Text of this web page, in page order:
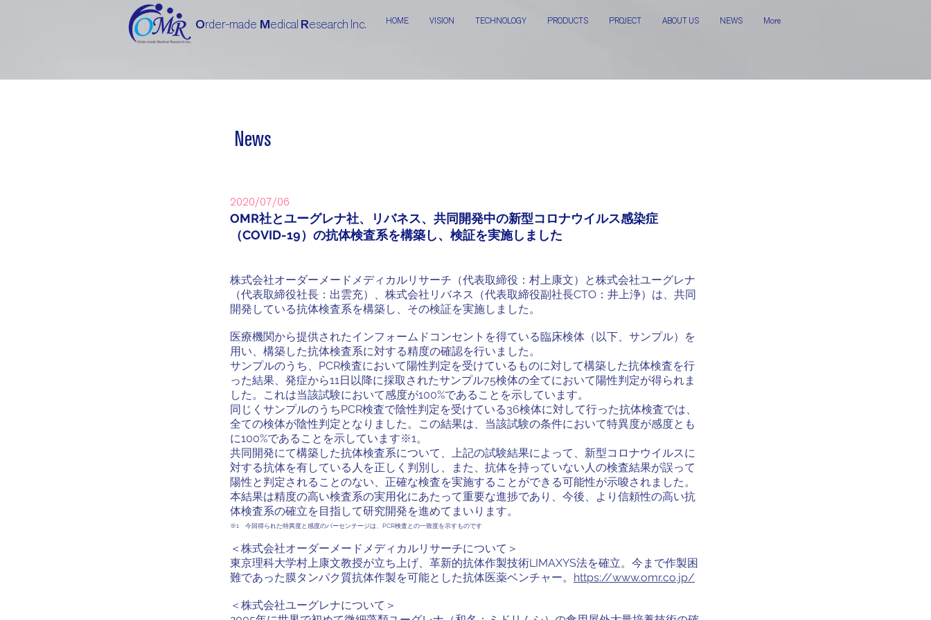
Order-made Medical Research Inc. HOME VISION TECHNOLOGY PRODUCTS PROJECT ABOUT US NEWS More
News
2020/07/06
OMR社とユーグレナ社、リバネス、共同開発中の新型コロナウイルス感染症
（COVID-19）の抗体検査系を構築し、検証を実施しました
株式会社オーダーメードメディカルリサーチ（代表取締役：村上康文）と株式会社ユーグレナ
（代表取締役社長：出雲充）、株式会社リバネス（代表取締役副社長CTO：井上浄）は、共同
開発している抗体検査系を構築し、その検証を実施しました。
医療機関から提供されたインフォームドコンセントを得ている臨床検体（以下、サンプル）を
用い、構築した抗体検査系に対する精度の確認を行いました。
サンプルのうち、PCR検査において陽性判定を受けているものに対して構築した抗体検査を行
った結果、発症から11日以降に採取されたサンプル75検体の全てにおいて陽性判定が得られま
した。これは当該試験において感度が100%であることを示しています。
同じくサンプルのうちPCR検査で陰性判定を受けている36検体に対して行った抗体検査では、
全ての検体が陰性判定となりました。この結果は、当該試験の条件において特異度が感度とも
に100%であることを示しています※1。
共同開発にて構築した抗体検査系について、上記の試験結果によって、新型コロナウイルスに
対する抗体を有している人を正しく判別し、また、抗体を持っていない人の検査結果が誤って
陽性と判定されることのない、正確な検査を実施することができる可能性が示唆されました。
本結果は精度の高い検査系の実用化にあたって重要な進捗であり、今後、より信頼性の高い抗
体検査系の確立を目指して研究開発を進めてまいります。
※1 今回得られた特異度と感度のパーセンテージは、PCR検査との一致度を示すものです
＜株式会社オーダーメードメディカルリサーチについて＞
東京理科大学村上康文教授が立ち上げ、革新的抗体作製技術LIMAXYS法を確立。今まで作製困
難であった膜タンパク質抗体作製を可能とした抗体医薬ベンチャー。 https://www.omr.co.jp/
＜株式会社ユーグレナについて＞